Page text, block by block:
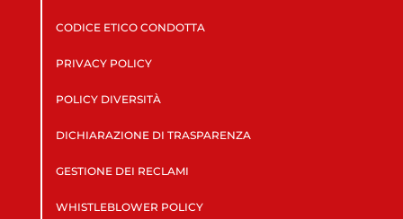
CODICE ETICO CONDOTTA
PRIVACY POLICY
POLICY DIVERSITÀ
DICHIARAZIONE DI TRASPARENZA
GESTIONE DEI RECLAMI
WHISTLEBLOWER POLICY